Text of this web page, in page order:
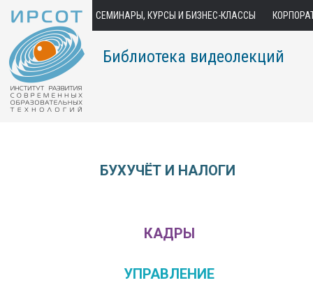
СЕМИНАРЫ, КУРСЫ И БИЗНЕС-КЛАССЫ
Библиотека видеолекций
БУХУЧЁТ И НАЛОГИ
КАДРЫ
УПРАВЛЕНИЕ